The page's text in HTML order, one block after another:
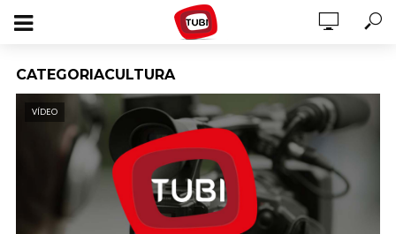
CATEGORIACULTURA
VÍDEO